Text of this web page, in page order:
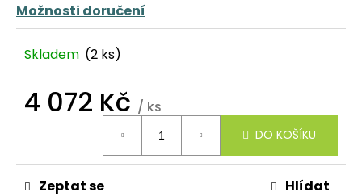
Možnosti doručení
Skladem (2 ks)
4 072 Kč / ks
DO KOŠÍKU
Zeptat se Hlídat
e
m
e